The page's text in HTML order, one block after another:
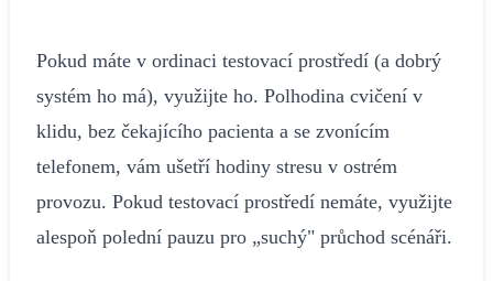
Pokud máte v ordinaci testovací prostředí (a dobrý
systém ho má), využijte ho. Polhodina cvičení v
klidu, bez čekajícího pacienta a se zvonícím
telefonem, vám ušetří hodiny stresu v ostrém
provozu. Pokud testovací prostředí nemáte, využijte
alespoň polední pauzu pro „suchý" průchod scénáři.